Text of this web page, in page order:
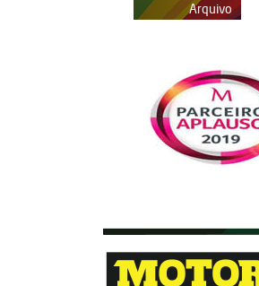
Arquivo